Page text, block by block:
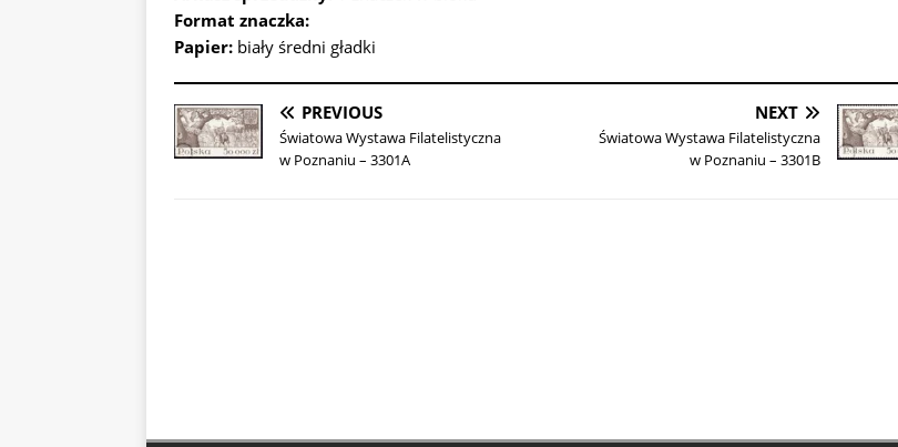
Format znaczka:
Papier: biały średni gładki
PREVIOUS
Światowa Wystawa Filatelistyczna
w Poznaniu – 3301A
NEXT
Światowa Wystawa Filatelistyczna
w Poznaniu – 3301B